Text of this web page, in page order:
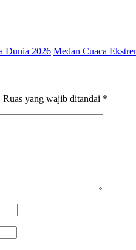
Dunia 2026 Medan Cuaca
Ruas yang wajib ditandai *